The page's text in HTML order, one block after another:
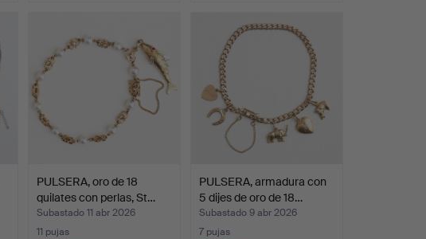
PULSERA, oro de 18
quilates con perlas, St…
Subastado 11 abr 2026
11 pujas
PULSERA, armadura con
5 dijes de oro de 18…
Subastado 9 abr 2026
7 pujas